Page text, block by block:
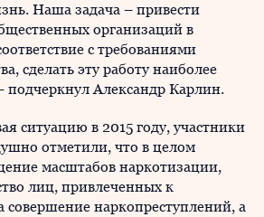
Наша задача – привести
организаций в
с требованиями
сделать эту работу наиболее
подчеркнул Александр Карлин.
ситуацию в 2015 году, участники
отметили, что в целом
масштабов наркотизации,
лиц, привлеченных к
совершение наркопреступлений, а